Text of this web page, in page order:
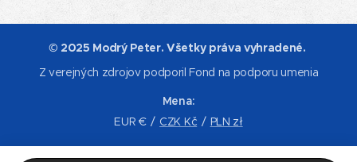
© 2025 Modrý Peter. Všetky práva vyhradené.
Z verejných zdrojov podporil Fond na podporu umenia
Mena
EUR €
CZK Kč PLN zł